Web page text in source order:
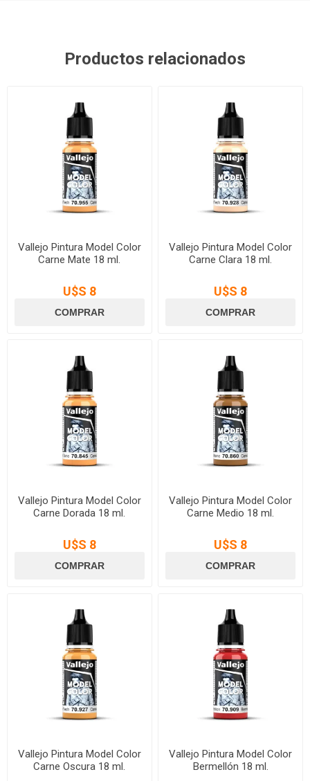
Productos relacionados
Vallejo Pintura Model Color
Carne Mate 18 ml.
U$S 8
Vallejo Pintura Model Color
Carne Clara 18 ml.
U$S 8
Vallejo Pintura Model Color
Carne Dorada 18 ml.
U$S 8
Vallejo Pintura Model Color
Carne Medio 18 ml.
U$S 8
Vallejo Pintura Model Color
Carne Oscura 18 ml.
Vallejo Pintura Model Color
Bermellón 18 ml.